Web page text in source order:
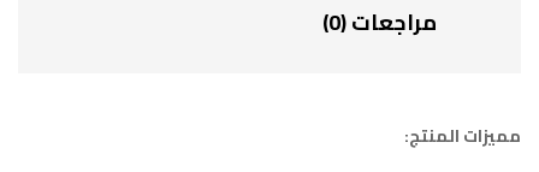
مراجعات (0)
مميزات المنتج: